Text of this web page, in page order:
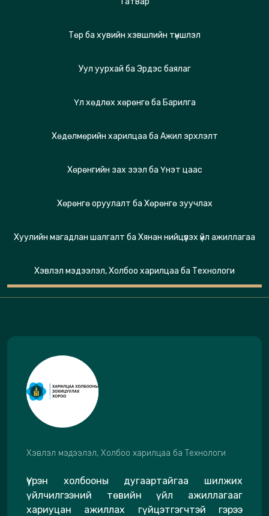
Төр ба хувийн хэвшлийн түншлэл
Уул уурхай ба Эрдэс баялаг
Үл хөдлөх хөрөнгө ба Барилга
Хөдөлмөрийн харилцаа ба Ажил эрхлэлт
Хөрөнгийн зах зээл ба Үнэт цаас
Хөрөнгө оруулалт ба Хөрөнгө зуучлах
Хуулийн магадлан шалгалт ба Хянан нийцүүлэх үйл ажиллагаа
Хэвлэл мэдээлэл, Холбоо харилцаа ба Технологи
Хэвлэл мэдээлэл, Холбоо харилцаа ба Технологи
Үүрэн холбооны дугаартайгаа шилжих
үйлчилгээний төвийн үйл ажиллагааг
хариуцан ажиллах гүйцэтгэгчтэй гэрээ